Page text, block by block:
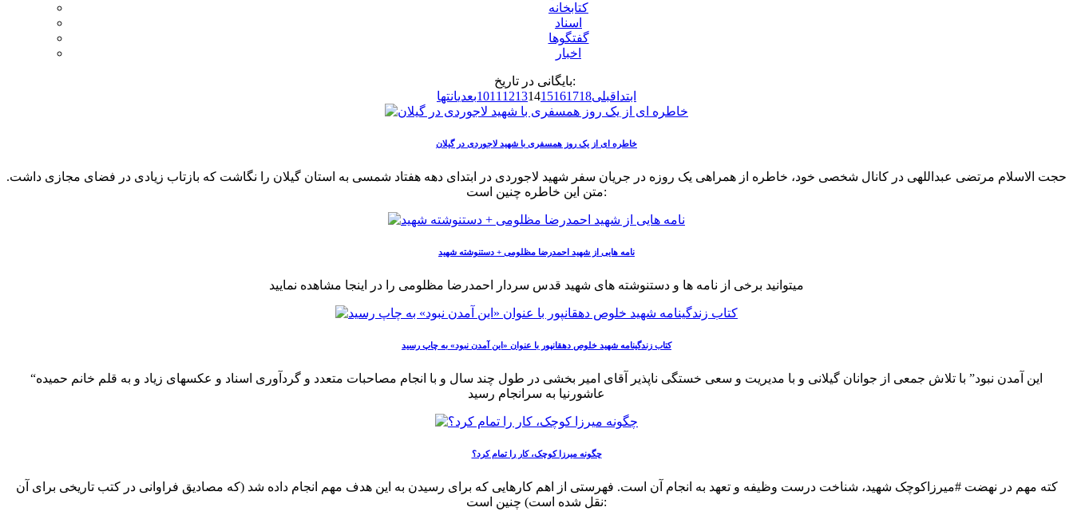
کتابخانه
اسناد
گفتگوها
اخبار
بایگانی در تاریخ:
ابتدا قبلی 1011 12131415161718 بعدیانتها
خاطره ای از یک روز همسفری با شهید لاجوردی در گیلان
حجت الاسلام مرتضی عبداللهی در کانال شخصی خود، خاطره از همراهی یک روزه در جریان سفر شهید لاجوردی در ابتدای دهه هفتاد شمسی به استان گیلان را نگاشت که بازتاب زیادی در فضای مجازی داشت.
متن این خاطره چنین است:
نامه هایی از شهید احمدرضا مظلومی + دستنوشته شهید
میتوانید برخی از نامه ها و دستنوشته های شهید قدس سردار احمدرضا مظلومی را در اینجا مشاهده نمایید
کتاب زندگینامه شهید خلوص دهقانپور با عنوان «این آمدن نبود» به چاپ رسید
“این آمدن نبود” با تلاش جمعی از جوانان گیلانی و با مدیریت و سعی خستگی ناپذیر آقای امیر بخشی در طول چند سال و با انجام مصاحبات متعدد و گردآوری اسناد و عکسهای زیاد و به قلم خانم حمیده
عاشورنیا به سرانجام رسید
چگونه میرزا کوچک، کار را تمام کرد؟
کته مهم در نهضت #میرزاکوچک شهید، شناخت درست وظیفه و تعهد به انجام آن است. فهرستی از اهم کارهایی که برای رسیدن به این هدف مهم انجام داده شد (که مصادیق فراوانی در کتب تاریخی برای آن
نقل شده است) چنین است: